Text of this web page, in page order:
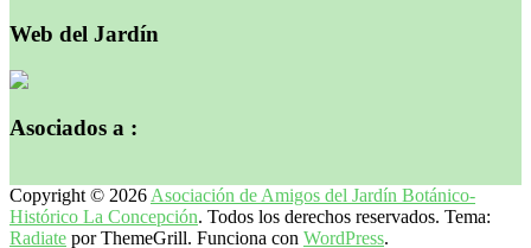
Web del Jardín
Asociados a :
Copyright © 2026 Asociación de Amigos del Jardín Botánico-
Histórico La Concepción. Todos los derechos reservados. Tema:
Radiate por ThemeGrill. Funciona con WordPress.